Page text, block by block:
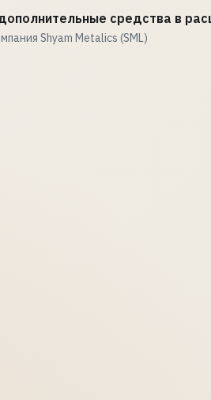
средства в
Shyam Metalics (SML)